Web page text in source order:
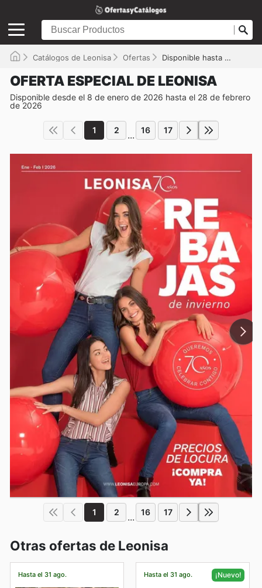
Catálogos de Leonisa Ofertas Disponible hasta el 28/02/2026
OFERTA ESPECIAL DE LEONISA
Disponible desde el 8 de enero de 2026 hasta el 28 de febrero
de 2026
1 2 ... 16 17
1 2 ... 16 17
Otras ofertas de Leonisa
Hasta el 31 ago. Hasta el 31 ago. ¡Nuevo!